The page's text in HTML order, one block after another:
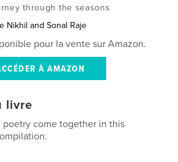
through the seasons
Nikhil and Sonal Raje
pour la vente sur Amazon.
À AMAZON
livre
poetry come together in this